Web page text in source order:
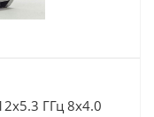
ГГц 8x4.0